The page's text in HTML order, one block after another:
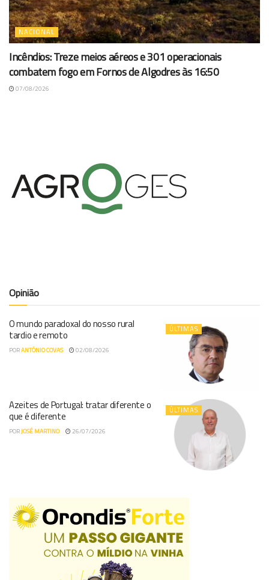
NACIONAL
Incêndios: Treze meios aéreos e 301 operacionais
combatem fogo em Fornos de Algodres às 16:50
07/08/2026
Opinião
ÚLTIMAS
O mundo paradoxal do nosso rural
tardio e remoto
PORANTÓNIO COVAS 02/08/2026
ÚLTIMAS
Azeites de Portugal: tratar diferente o
que é diferente
PORJOSÉ MARTINO 26/07/2026